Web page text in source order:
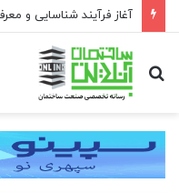
جستجو
برای